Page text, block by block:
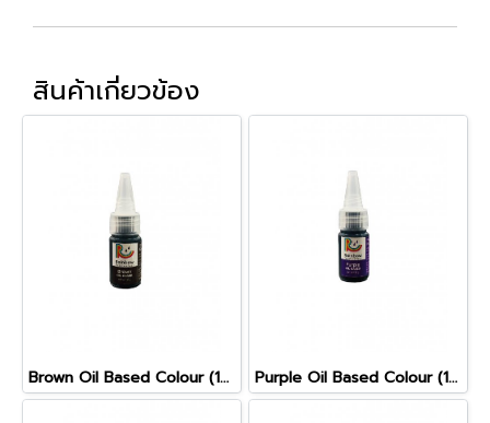
สินค้าเกี่ยวข้อง
Brown Oil Based Colour (10g) Purple Oil Based Colour (10g)